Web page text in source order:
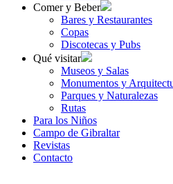
Comer y Beber
Bares y Restaurantes
Copas
Discotecas y Pubs
Qué visitar
Museos y Salas
Monumentos y
Parques y Naturalezas
Rutas
Para los Niños
Campo de Gibraltar
Revistas
Contacto